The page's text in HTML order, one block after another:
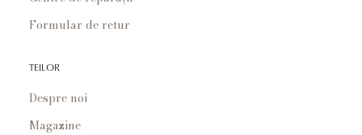
Formular de retur
TEILOR
Despre noi
Magazine